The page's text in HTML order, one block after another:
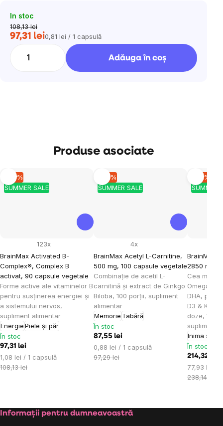
In stoc
108,13 lei
97,31 leiEvaluare
0,81 lei / 1 capsulă
Adăuga în coş
Produse asociate
SUMMER SALE
–10 %
BrainMax Activated B-
Complex®, Complex B
activat, 90 capsule vegetale
Forme active ale vitaminelor B
pentru susținerea energiei și
a sistemului nervos,
supliment alimentar
EnergiePiele și păr
123x
În stoc
97,31 lei
Evaluare
preţ:
1,08 lei / 1 capsulă
108,13 lei
SUMMER SALE
–10 %
BrainMax Acetyl L-Carnitine,
500 mg, 100 capsule vegetale
Combinație de acetil L-
carnitină și extract de Ginkgo
Biloba, 100 porții, supliment
alimentar
Memorie Tabără
4x
În stoc
87,55 lei
Evaluare
preţ:
0,88 lei / 1 capsulă
97,29 lei
SUMMER
–10 %
BrainMax
2850 mg
Cea mai
Omega 3,
DHA,
D3 & K2,
doze,
supliment
Inima și
În stoc
214,32 lei
Evaluare
preţ:
77,93 lei /
238,14 lei
Subsol
Informații pentru dumneavoastră